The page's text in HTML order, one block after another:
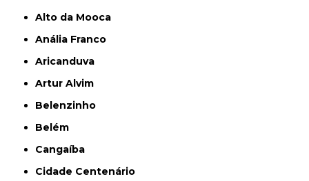
Alto da Mooca
Anália Franco
Aricanduva
Artur Alvim
Belenzinho
Belém
Cangaíba
Cidade Centenário